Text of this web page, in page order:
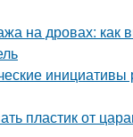
на дровах: как
инициативы
пластик от